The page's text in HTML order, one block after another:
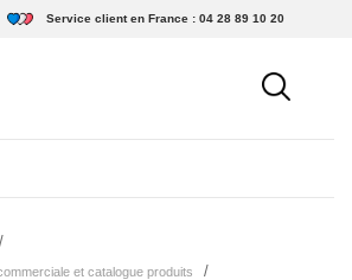
Service client en France : 04 28 89 10 20
et catalogue produits